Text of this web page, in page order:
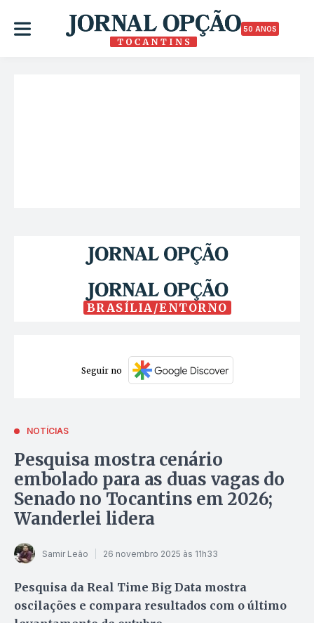
50 ANOS
BRASÍLIA/ENTORNO
Seguir no
NOTÍCIAS
Pesquisa mostra cenário
embolado para as duas vagas do
Senado no Tocantins em 2026;
Wanderlei lidera
Samir Leão 26 novembro 2025 às 11h33
Pesquisa da Real Time Big Data mostra
oscilações e compara resultados com o último